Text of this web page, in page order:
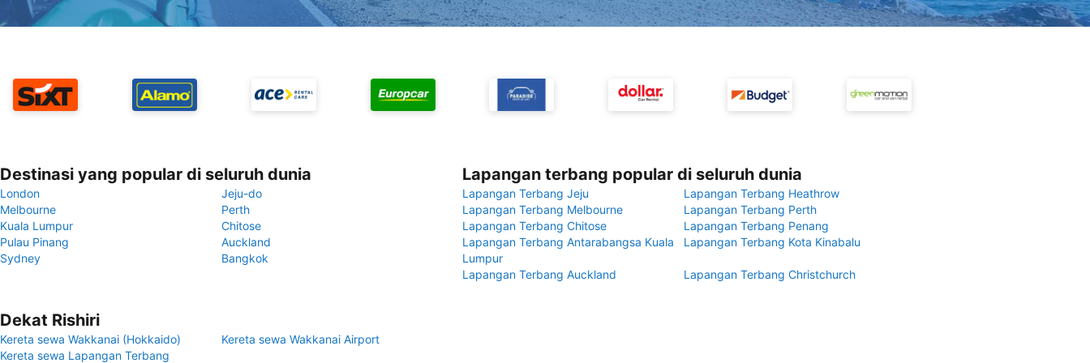
Destinasi yang popular di seluruh dunia
London
Jeju-do
Melbourne
Perth
Kuala Lumpur
Chitose
Pulau Pinang
Auckland
Sydney
Bangkok
Lapangan terbang popular di seluruh dunia
Lapangan Terbang Jeju
Lapangan Terbang Heathrow
Lapangan Terbang Melbourne
Lapangan Terbang Perth
Lapangan Terbang Chitose
Lapangan Terbang Penang
Lapangan Terbang Antarabangsa Kuala
Lumpur
Lapangan Terbang Kota Kinabalu
Lapangan Terbang Auckland Lapangan Terbang Christchurch
Dekat Rishiri
Kereta sewa Wakkanai (Hokkaido)
Kereta sewa Wakkanai Airport
Kereta sewa Lapangan Terbang